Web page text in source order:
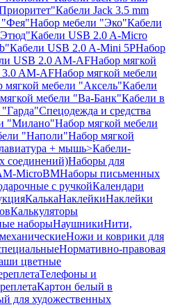
Кабели Jack 3.5 mm
"Фея"Набор мебели "Эко"Кабели
Кабели USB 2.0 A-Micro
Кабели USB 2.0 A-Mini 5PНабор
USB 2.0 AM-AFНабор мягкой
3.0 AM-AFНабор мягкой мебели
мягкой мебели "Аксель"Кабели
мебели "Ва-Банк"Кабели в
Спецодежда и средства
"Милано"Набор мягкой мебели
"Наполи"Набор мягкой
+ мышь>Кабели-
соединений)Наборы для
MicroBMНаборы письменных
с ручкойКалендари
КалькаНаклейкиНаклейки
Калькуляторы
наборыНаушникиНити,
Ножи и коврики для
Нормативно-правовая
цветные
Телефоны и
Картон белый в
для художественных